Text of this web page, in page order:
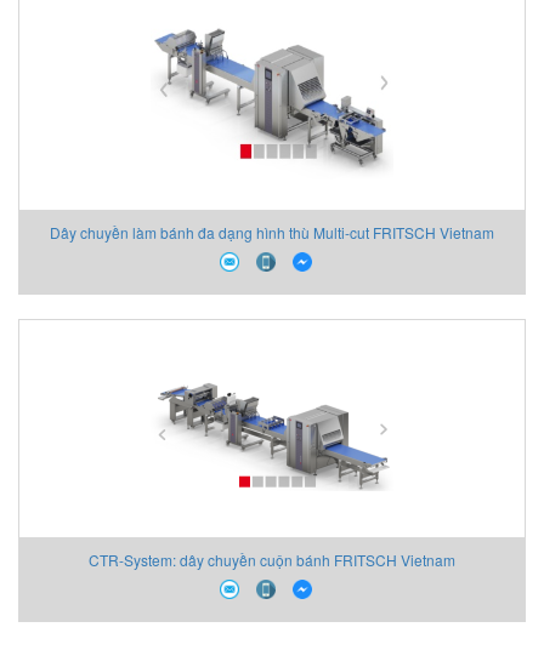
Dây chuyền làm bánh đa dạng hình thù Multi-cut FRITSCH Vietnam
CTR-System: dây chuyền cuộn bánh FRITSCH Vietnam